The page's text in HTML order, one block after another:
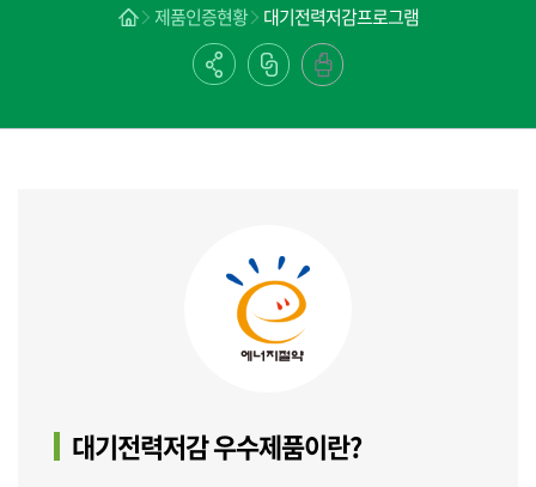
제품인증현황 대기전력저감프로그램
대기전력저감 우수제품이란?